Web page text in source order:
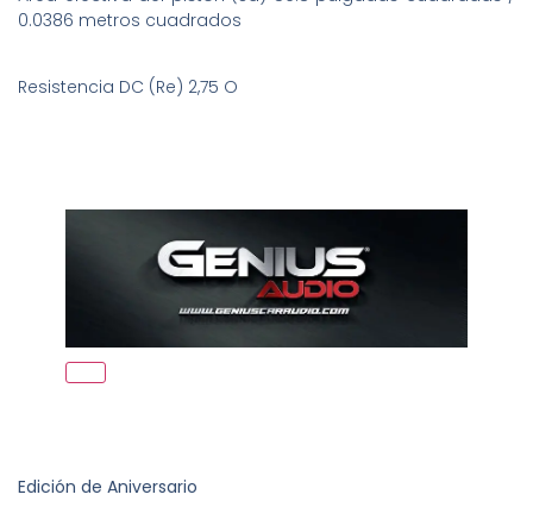
0.0386 metros cuadrados
Resistencia DC (Re) 2,75 O
Edición de Aniversario